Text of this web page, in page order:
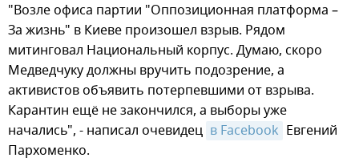
"Возле офиса партии "Оппозиционная платформа –
За жизнь" в Киеве произошел взрыв. Рядом
митинговал Национальный корпус. Думаю, скоро
Медведчуку должны вручить подозрение, а
активистов объявить потерпевшими от взрыва.
Карантин ещё не закончился, а выборы уже
начались", - написал очевидец в Facebook Евгений
Пархоменко.